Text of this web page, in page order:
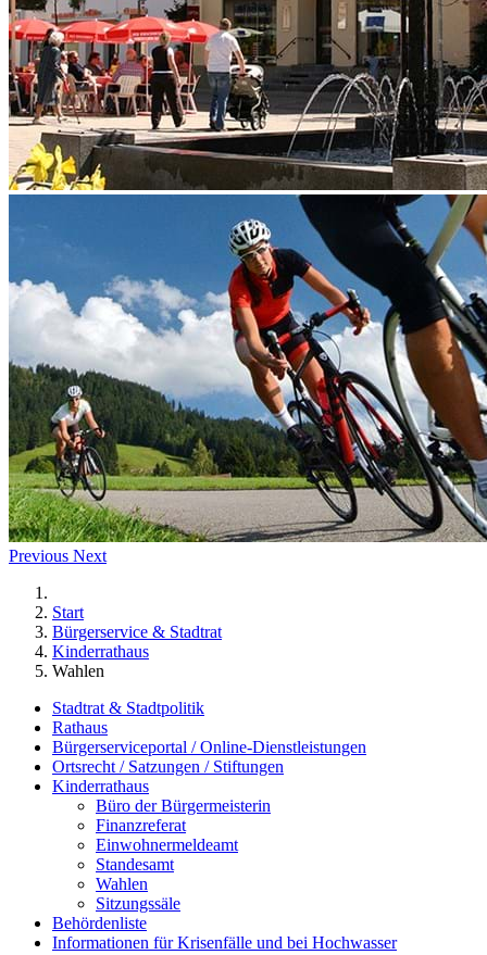
Previous Next
Start
Bürgerservice & Stadtrat
Kinderrathaus
Wahlen
Stadtrat & Stadtpolitik
Rathaus
Bürgerserviceportal / Online-Dienstleistungen
Ortsrecht / Satzungen / Stiftungen
Kinderrathaus
Büro der Bürgermeisterin
Finanzreferat
Einwohnermeldeamt
Standesamt
Wahlen
Sitzungssäle
Behördenliste
Informationen für Krisenfälle und bei Hochwasser